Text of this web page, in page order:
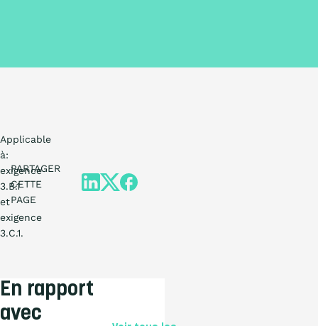
Applicable
à:
exigence
3.B.1
et
exigence
3.C.1.
PARTAGER
CETTE
PAGE
En rapport
avec